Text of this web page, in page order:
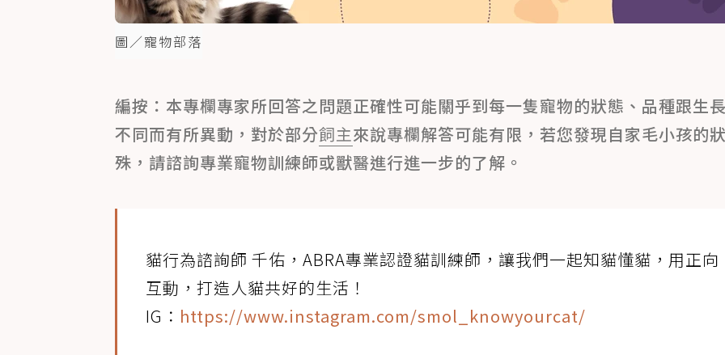
圖／寵物部落
編按：本專欄專家所回答之問題正確性可能關乎到每一隻寵物的狀態、品種跟生
不同而有所異動，對於部分飼主來說專欄解答可能有限，若您發現自家毛小孩的
殊，請諮詢專業寵物訓練師或獸醫進行進一步的了解。
貓行為諮詢師 千佑，ABRA專業認證貓訓練師，讓我們一起知貓懂貓，用正向
互動，打造人貓共好的生活！
IG： https://www.instagram.com/smol_knowyourcat/